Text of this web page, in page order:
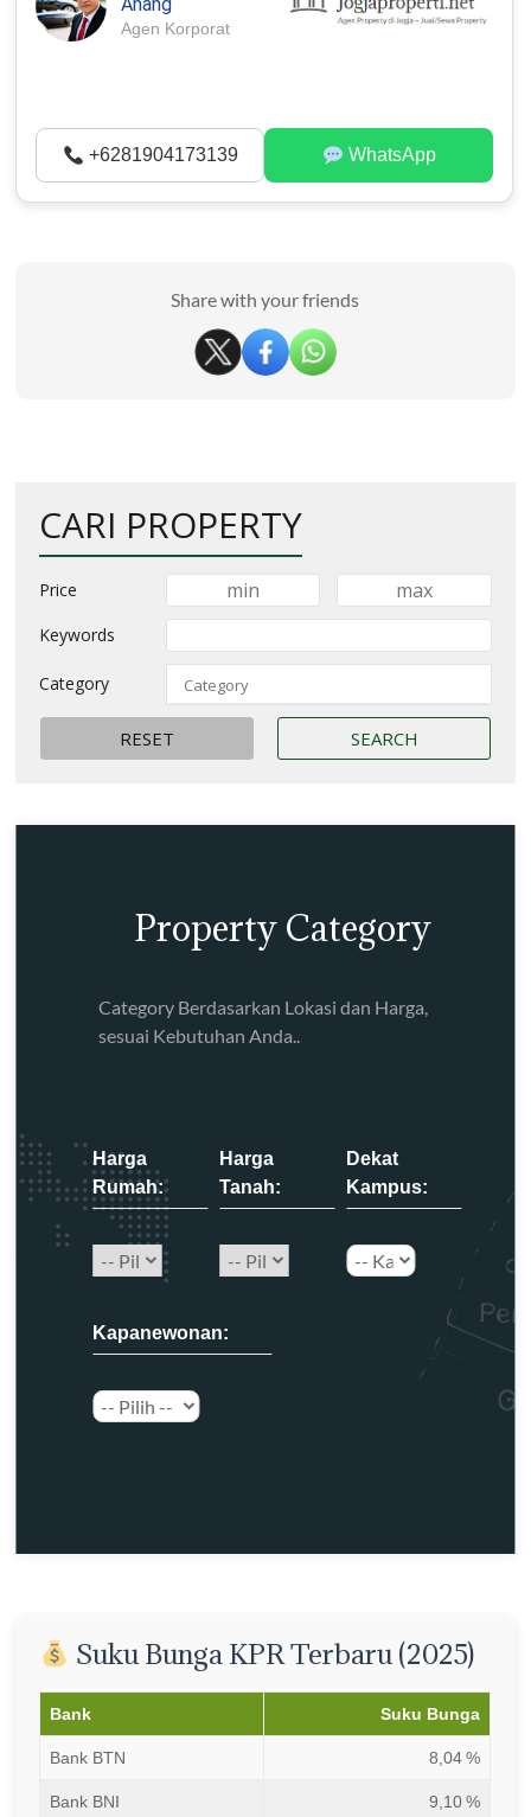
Agen Korporat
+6281904173139 WhatsApp
Share with your friends
CARI PROPERTY
Price
Keywords
Category
Property Category
Category Berdasarkan Lokasi dan Harga,
sesuai Kebutuhan Anda..
Harga
Rumah:
Harga
Tanah:
Dekat
Kampus:
Kapanewonan:
Suku Bunga KPR Terbaru (2025)
Bank Suku Bunga
Bank BTN 8,04 %
Bank BNI 9,10 %